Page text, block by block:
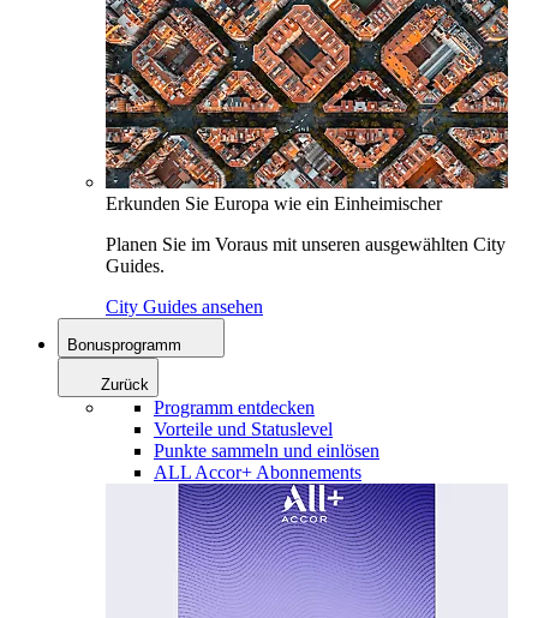
Erkunden Sie Europa wie ein Einheimischer
Planen Sie im Voraus mit unseren ausgewählten City
Guides.
City Guides ansehen
Bonusprogramm
Zurück
Programm entdecken
Vorteile und Statuslevel
Punkte sammeln und einlösen
ALL Accor+ Abonnements